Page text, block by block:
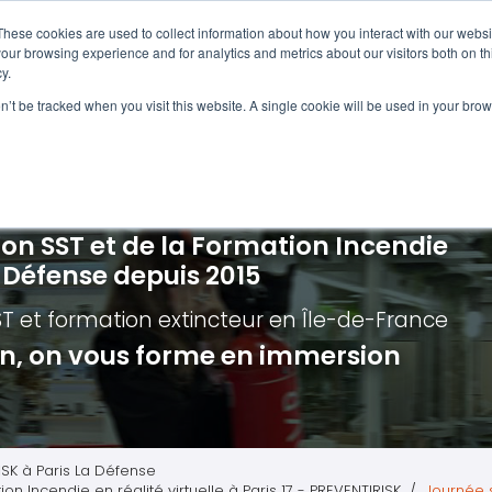
cookies are used to collect information about how you interact with our
browsing experience and for analytics and metrics about our visitors both on
be tracked when you visit this website. A single cookie will be used in your
incendie - Guide et Serre file
de première intervention
Extincteurs
en réalité augmentée
Évacuation établissements de
Évacuation secteur tertiaire
Évacuation secteur industriel
SST et de la Formation Incendie
depuis 2015
et formation extincteuren Île-de-France
on vous forme en immersion
à Paris La Défense